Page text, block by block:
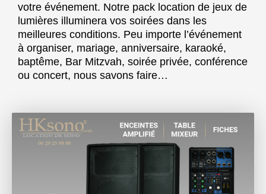
votre événement. Notre pack location de jeux de
lumières illuminera vos soirées dans les
meilleures conditions. Peu importe l’événement
à organiser, mariage, anniversaire, karaoké,
baptême, Bar Mitzvah, soirée privée, conférence
ou concert, nous savons faire…